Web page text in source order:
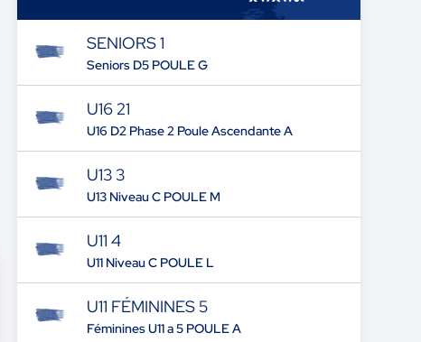
SENIORS 1
Seniors D5 POULE G
U16 21
U16 D2 Phase 2 Poule Ascendante A
U13 3
U13 Niveau C POULE M
U11 4
U11 Niveau C POULE L
U11 FÉMININES 5
Féminines U11 a 5 POULE A